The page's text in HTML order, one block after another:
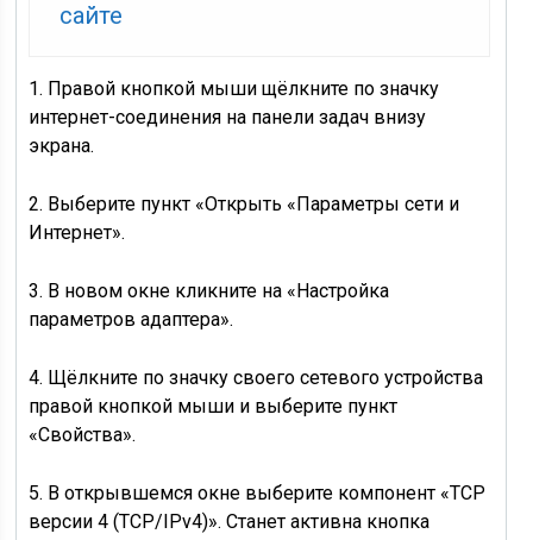
сайте
1. Правой кнопкой мыши щёлкните по значку
интернет-соединения на панели задач внизу
экрана.
2. Выберите пункт «Открыть «Параметры сети и
Интернет».
3. В новом окне кликните на «Настройка
параметров адаптера».
4. Щёлкните по значку своего сетевого устройства
правой кнопкой мыши и выберите пункт
«Свойства».
5. В открывшемся окне выберите компонент «TCP
версии 4 (TCP/IPv4)». Станет активна кнопка